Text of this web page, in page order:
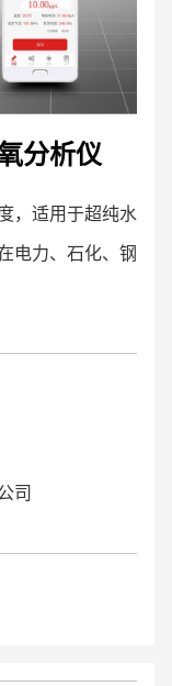
分析仪
，适用于超纯水
电力、石化、钢
司